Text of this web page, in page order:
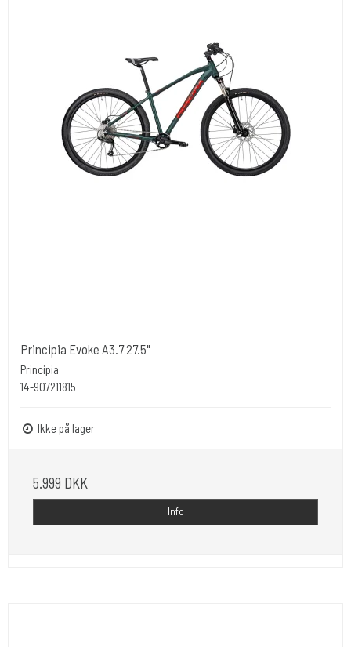
Principia Evoke A3.7 27.5"
Principia
14-907211815
Ikke på lager
5.999 DKK
Info